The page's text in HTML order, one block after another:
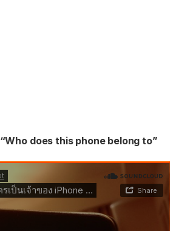
“Who does this phone belong to”